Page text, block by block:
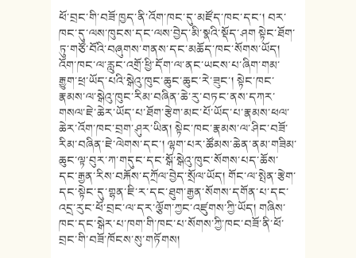
ཕོ་བྲང་གི་བཟོ་ཁྱད་ནི་འོག་ཁང་དུ་མཛོད་ཁང་དང་། བར་
ཁང་དུ་ལས་ཁུངས་དང་ལས་བྱེད་མི་སྣའི་སྡོད་ཤག སྟེང་ཐོག་
ཏུ་གཙོ་བོའི་བཞུགས་གནས་དང་མཆོད་ཁང་སོགས་ཡོད།
འོག་ཁང་ལ་རླུང་འགྲོ་ཕྱི་དོག་ལ་ནང་ཡངས་པ་ཞིག་གམ་
རྒྱུག་ཕྲ་ཡོད་པའི་སྒེའུ་ཁུང་ཆུང་ཆུང་རེ་ཟུང་། སྟེང་ཁང་
རྣམས་ལ་སྒེའུ་ཁུང་རིམ་བཞིན་ཆེ་རུ་བཏང་ནས་དཀར་
གསལ་ཇེ་ཆེར་ཡོད་པ་ཐོག་རྩེག་མང་པོ་ཡོད་པ་རྣམས་ཕལ་
ཆེར་འོག་ཁང་བྲག་ཤུར་ཡིན། སྟེང་ཁང་རྣམས་ལ་ཤིང་བཟོ་
རིམ་བཞིན་ཇེ་ལེགས་དང་། ལྷག་པར་ཚོམས་ཆེན་ནམ་གཟིམ་
ཆུང་ལྟ་བུར་ཀ་གདུང་དང་སྒོ་སྒེའུ་ཁུང་སོགས་པད་ཆོས་
དང་རྒྱན་རིས་བརྐོས་དཀྲོལ་བྱེད་སྲོལ་ཡོད། གོང་ལ་སྤེན་རྩེག་
དང་སྟེང་དུ་གྷན་ཇི་ར་དང་ཐུག་རྒྱན་སོགས་དགོན་པ་དང་
འདྲ་རུང་ཕོ་བྲང་ལ་དར་ལྕོག་ཀྱང་འཛུགས་ཀྱི་ཡོད། གཞིས་
ཁང་དང་སྒེར་པ་ཁག་གི་ཁང་པ་སོགས་ཀྱི་ཁང་བཟོ་ནི་ཕོ་
བྲང་གི་བཟོ་ཁོངས་སུ་གཏོགས།